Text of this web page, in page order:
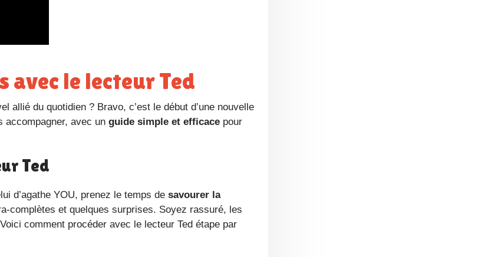
avec le lecteur Ted
allié du quotidien ? Bravo, c’est le début d’une nouvelle
accompagner, avec un guide simple et efficace pour
Ted
d’agathe YOU, prenez le temps de savourer la
complètes et quelques surprises. Soyez rassuré, les
comment procéder avec le lecteur Ted étape par